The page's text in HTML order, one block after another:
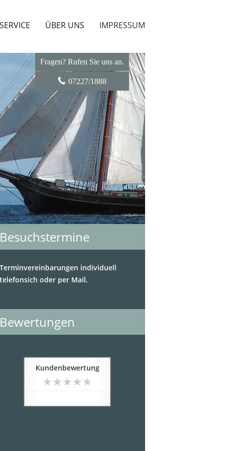
SERVICE ÜBER UNS IMPRESSUM
Fragen? Rufen Sie uns an.
07227/1888
Besuchstermine
Terminvereinbarungen individuell
telefonsich oder per Mail.
Bewertungen
Kundenbewertung